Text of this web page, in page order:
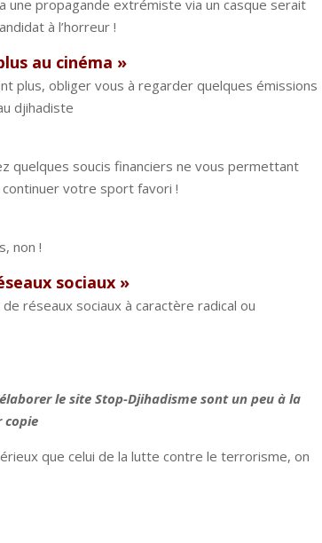
une propagande extrémiste via un casque serait
à l’horreur !
au cinéma »
plus, obliger vous à regarder quelques émissions
djihadiste
quelques soucis financiers ne vous permettant
votre sport favori !
non !
sociaux »
réseaux sociaux à caractère radical ou
le site Stop-Djihadisme sont un peu à la
copie
que celui de la lutte contre le terrorisme, on